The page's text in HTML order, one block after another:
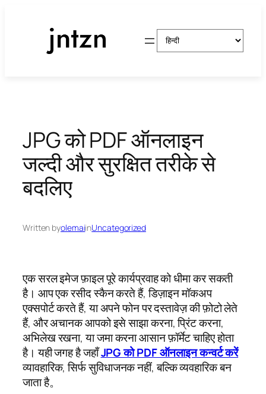
एक
भाषा
JPG को PDF ऑनलाइन
जल्दी और सुरक्षित तरीके से
बदलिए
Written byolemaiinUncategorized
एक सरल इमेज फ़ाइल पूरे कार्यप्रवाह को धीमा कर सकती
है। आप एक रसीद स्कैन करते हैं, डिज़ाइन मॉकअप
एक्सपोर्ट करते हैं, या अपने फोन पर दस्तावेज़ की फ़ोटो लेते
हैं, और अचानक आपको इसे साझा करना, प्रिंट करना,
अभिलेख रखना, या जमा करना आसान फ़ॉर्मेट चाहिए होता
है। यही जगह है जहाँJPG को PDF ऑनलाइन कन्वर्ट करें
व्यावहारिक, सिर्फ सुविधाजनक नहीं, बल्कि व्यवहारिक बन
जाता है。